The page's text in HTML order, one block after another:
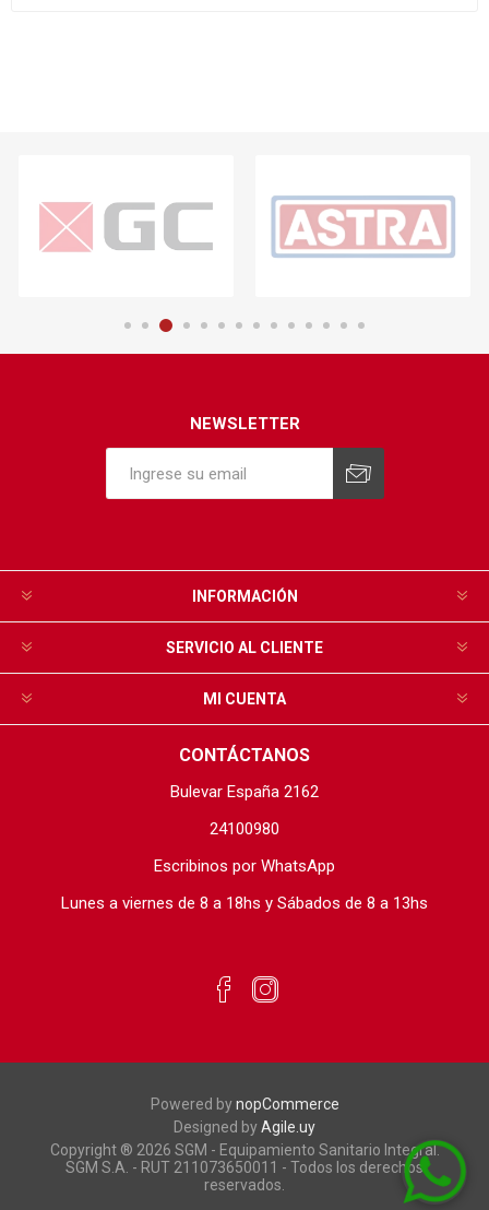
NEWSLETTER
INFORMACIÓN
SERVICIO AL CLIENTE
MI CUENTA
CONTÁCTANOS
Bulevar España 2162
24100980
Escribinos por WhatsApp
Lunes a viernes de 8 a 18hs y Sábados de 8 a 13hs
Powered bynopCommerce
Designed byAgile.uy
Copyright ® 2026 SGM - Equipamiento Sanitario Integral.
SGM S.A. - RUT 211073650011 - Todos los derechos
reservados.